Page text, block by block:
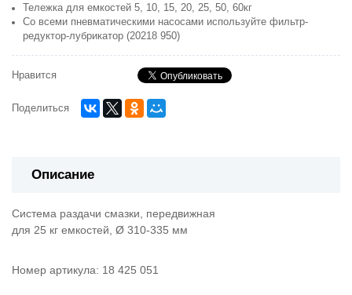
Тележка для емкостей 5, 10, 15, 20, 25, 50, 60кг
Со всеми пневматическими насосами используйте фильтр-
редуктор-лубрикатор (20218 950)
Нравится
Поделиться
Описание
Система раздачи смазки, передвижная
для 25 кг емкостей, Ø 310-335 мм
Номер артикула: 18 425 051